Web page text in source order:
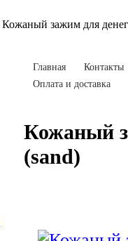
Кожаный зажим для
Главная
Контакты
Оплата и доставка
Кожаный
(sand)